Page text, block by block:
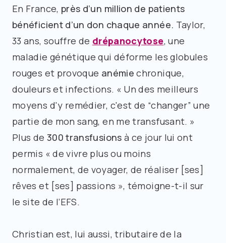
En France, près d’un million de patients
bénéficient d’un don chaque année. Taylor,
33 ans, souffre de drépanocytose, une
maladie génétique qui déforme les globules
rouges et provoque anémie chronique,
douleurs et infections. « Un des meilleurs
moyens d'y remédier, c'est de “changer” une
partie de mon sang, en me transfusant. »
Plus de 300 transfusions à ce jour lui ont
permis « de vivre plus ou moins
normalement, de voyager, de réaliser [ses]
rêves et [ses] passions », témoigne-t-il sur
le site de l’EFS.
Christian est, lui aussi, tributaire de la